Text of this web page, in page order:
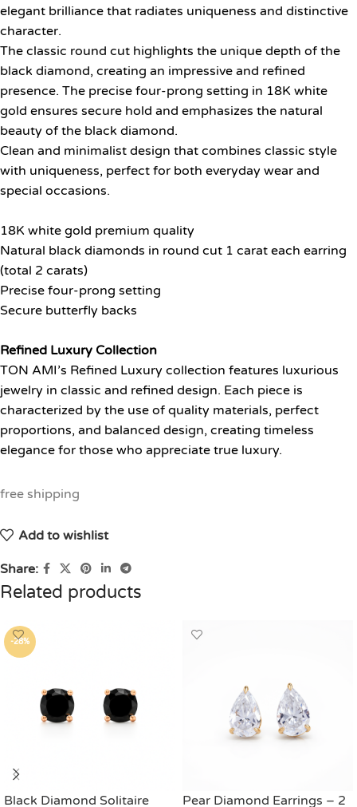
elegant brilliance that radiates uniqueness and distinctive
character.
The classic round cut highlights the unique depth of the
black diamond, creating an impressive and refined
presence. The precise four-prong setting in 18K white
gold ensures secure hold and emphasizes the natural
beauty of the black diamond.
Clean and minimalist design that combines classic style
with uniqueness, perfect for both everyday wear and
special occasions.
18K white gold premium quality
Natural black diamonds in round cut 1 carat each earring
(total 2 carats)
Precise four-prong setting
Secure butterfly backs
Refined Luxury Collection
TON AMI’s Refined Luxury collection features luxurious
jewelry in classic and refined design. Each piece is
characterized by the use of quality materials, perfect
proportions, and balanced design, creating timeless
elegance for those who appreciate true luxury.
free shipping
Add to wishlist
Share:
Related products
-28%
Black Diamond Solitaire Pear Diamond Earrings – 2